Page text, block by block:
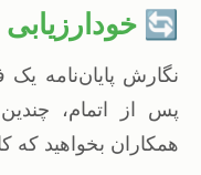
🔄
نگارش پایان‌نامه
پس از اتمام، چندین
همکاران بخواهید که